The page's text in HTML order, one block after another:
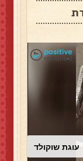
עוגת שוקולד